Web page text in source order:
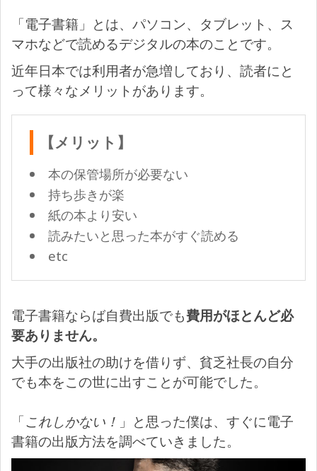
「電子書籍」とは、パソコン、タブレット、ス
マホなどで読めるデジタルの本のことです。
近年日本では利用者が急増しており、読者にと
って様々なメリットがあります。
【メリット】
本の保管場所が必要ない
持ち歩きが楽
紙の本より安い
読みたいと思った本がすぐ読める
etc
電子書籍ならば自費出版でも費用がほとんど必
要ありません。
大手の出版社の助けを借りず、貧乏社長の自分
でも本をこの世に出すことが可能でした。
「これしかない！ 」と思った僕は、すぐに電子
書籍の出版方法を調べていきました。